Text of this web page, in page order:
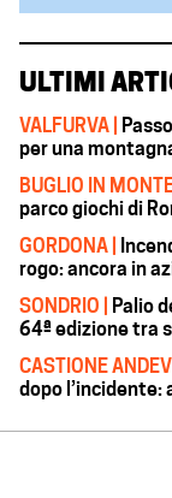
ULTIMI
VALFURVA |
per una
BUGLIO IN
parco giochi di
GORDONA |
rogo: ancora in
SONDRIO | Palio
64ª edizione tra
CASTIONE
dopo